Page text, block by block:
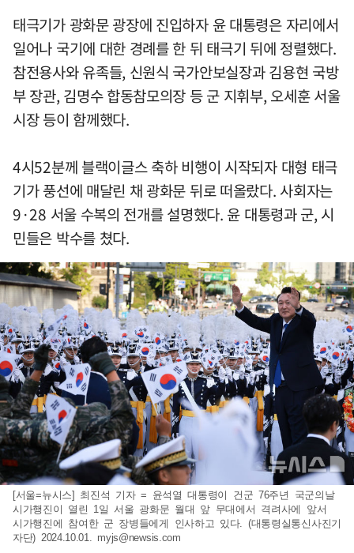
태극기가 광화문 광장에 진입하자 윤 대통령은 자리에서
일어나 국기에 대한 경례를 한 뒤 태극기 뒤에 정렬했다.
참전용사와 유족들, 신원식 국가안보실장과 김용현 국방
부 장관, 김명수 합동참모의장 등 군 지휘부, 오세훈 서울
시장 등이 함께했다.
4시52분께 블랙이글스 축하 비행이 시작되자 대형 태극
기가 풍선에 매달린 채 광화문 뒤로 떠올랐다. 사회자는
9·28 서울 수복의 전개를 설명했다. 윤 대통령과 군, 시
민들은 박수를 쳤다.
[서울=뉴시스] 최진석 기자 = 윤석열 대통령이 건군 76주년 국군의날
시가행진이 열린 1일 서울 광화문 월대 앞 무대에서 격려사에 앞서
시가행진에 참여한 군 장병들에게 인사하고 있다. (대통령실통신사진기
자단) 2024.10.01. myjs@newsis.com